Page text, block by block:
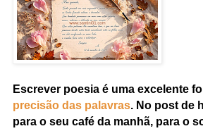
Escrever poesia é uma excelente
precisão das palavras. No post de
para o seu café da manhã, para o